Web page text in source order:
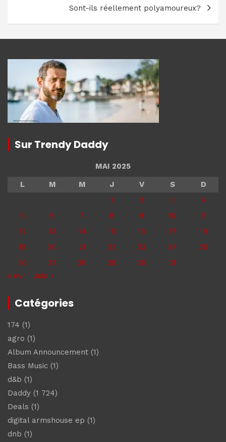
Sont-ils réellement polyamoureux?
Sur Trendy Daddy
MAI 2025
L
M M J V S
D
1
2 3
4
5
6 7 8 9 10
11
12
13 14 15 16 17
18
19
20 21 22 23 24
25
26
27 28 29 30
31
« Avr
Juin »
Catégories
174 (1)
agro (1)
Album Announcement (1)
Bass Music (1)
d&b (1)
Daddy (1 724)
Deals (1)
digital armshouse ep (1)
dnb (1)